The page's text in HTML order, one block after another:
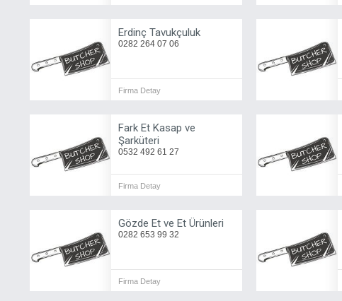
Erdinç Tavukçuluk
0282 264 07 06
Firma Detay
Fark Et Kasap ve
Şarküteri
0532 492 61 27
Firma Detay
Gözde Et ve Et Ürünleri
0282 653 99 32
Firma Detay